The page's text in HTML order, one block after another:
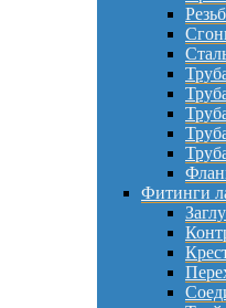
Фитинги